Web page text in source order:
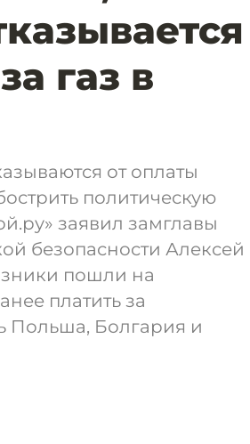
газ в
от оплаты
политическую
заявил замглавы
безопасности Алексей
пошли на
платить за
Польша, Болгария и